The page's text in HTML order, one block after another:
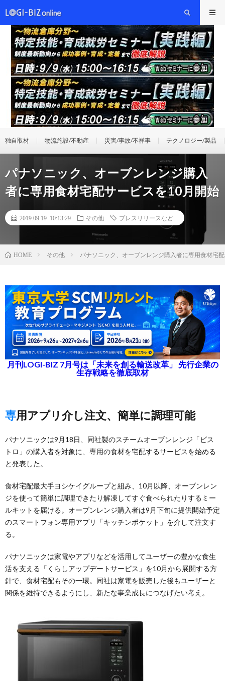
独自取材 物流施設/不動産 災害/事故/不祥事 テクノロジー/製品
パナソニック、オーブンレンジ購入
者に専用食材宅配サービスを10月開始
2019.09.19 10:13:29 その他 プレスリリースなど
HOME その他 パナソニック、オーブンレンジ購入者に専用食材宅
月刊LOGI-BIZ 7月号は「未来を創る輸送改革」 先行企業の
生存戦略を徹底取材
専用アプリ介し注文、簡単に調理可能
パナソニックは9月18日、同社製のスチームオーブンレンジ「ビス
トロ」の購入者を対象に、専用の食材を宅配するサービスを始める
と発表した。
食材宅配最大手ヨシケイグループと組み、10月以降、オーブンレン
ジを使って簡単に調理できたり解凍してすぐ食べられたりするミー
ルキットを届ける。オーブンレンジ購入者は9月下旬に提供開始予定
のスマートフォン専用アプリ「キッチンポケット」を介して注文す
る。
パナソニックは家電やアプリなどを活用してユーザーの豊かな食生
活を支える「くらしアップデートサービス」を10月から展開する方
針で、食材宅配もその一環。同社は家電を販売した後もユーザーと
関係を維持できるようにし、新たな事業成長につなげたい考え。